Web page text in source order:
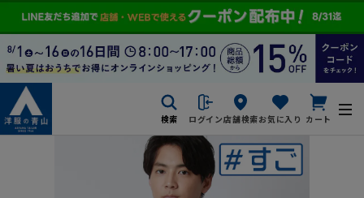
検索 ログイン店舗検索お気に入り カート